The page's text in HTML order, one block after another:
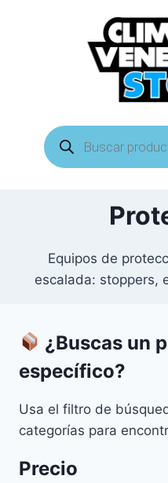
Búsqueda
de
productos
Equipos de
escalada: stoppers,
¿Buscas un
específico?
Usa el filtro de
categorías para
Precio